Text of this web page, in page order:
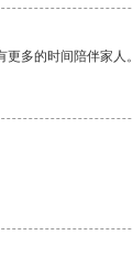
多的时间陪伴家人。